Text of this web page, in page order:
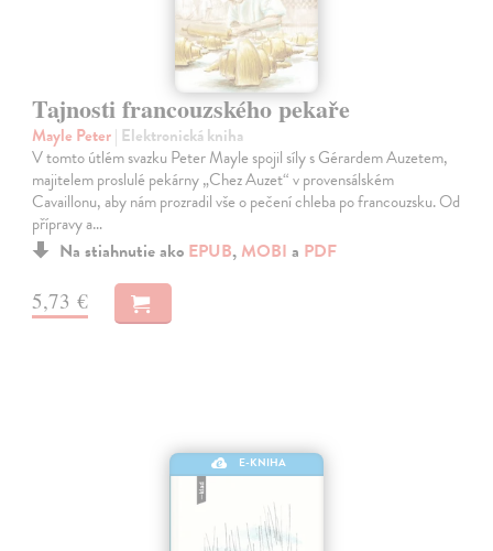
Tajnosti francouzského pekaře
Mayle Peter| Elektronická kniha
V tomto útlém svazku Peter Mayle spojil síly s Gérardem Auzetem,
majitelem proslulé pekárny „Chez Auzet“ v provensálském
Cavaillonu, aby nám prozradil vše o pečení chleba po francouzsku. Od
přípravy a…
Na stiahnutie ako EPUB, MOBI a PDF
5,73 €
E-KNIHA